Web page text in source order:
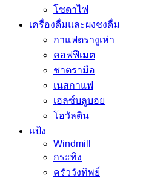
โซดาไฟ
เครื่องดื่มและผงชงดื่ม
กาแฟตรางูเห่า
คอฟฟีเมต
ชาตรามือ
เนสกาแฟ
เฮลซ์บลูบอย
โอวัลติน
แป้ง
Windmill
กระทิง
ครัววังทิพย์